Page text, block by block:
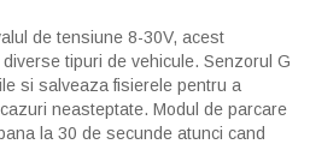
de tensiune 8-30V, acest
tipuri de vehicule. Senzorul G
si salveaza fisierele pentru a
neasteptate. Modul de parcare
la 30 de secunde atunci cand